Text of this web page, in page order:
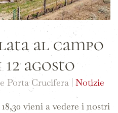
al campo
agosto
Porta Crucifera |Notizie
vieni a vedere i nostri